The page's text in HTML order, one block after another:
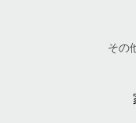
その